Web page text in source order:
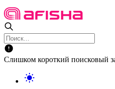
Слишком короткий поисковый